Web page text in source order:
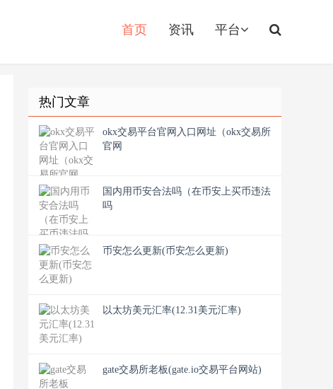
首页 资讯 平台
热门文章
okx交易平台官网入口网址（okx交易所
官网
国内用币安合法吗（在币安上买币违法
吗
币安怎么更新(币安怎么更新)
以太坊美元汇率(12.31美元汇率)
gate交易所老板(gate.io交易平台网站)